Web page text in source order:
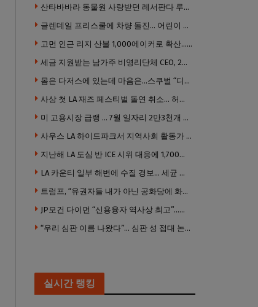
산타바바라 동물원 사랑받던 레서판다 루비 사망… 갓 태어난 새끼 2마리 잃은 지 수주 만
글렌데일 프리스쿨에 차량 돌진… 어린이 8명 경상
고먼 인근 리지 산불 1,000에이커로 확산… 5번 프리웨이 양방향 전면 폐쇄
세금 지원받는 남가주 비영리단체 CEO, 2년간 160만 달러 이상 받아… 미사용 휴가수당만 수십만 달러
몸은 다저스에 있는데 마음은…스쿠벌 “디트로이트로 돌아가고파”
사상 첫 LA 재즈 페스티벌 돌연 취소… 허가·행사 준비 문제로 일정 변경
미 고용시장 급랭 … 7월 일자리 2만3천개 감소 ‘예상 밖 쇼크’
사우스 LA 하이드파크서 지역사회 활동가 대낮 총격 사망… 용의자 도주
지난해 LA 도심 반 ICE 시위 대응에 1,700만 달러 이상 지출… LAPD, 대규모 시위 대비 강화 필요
LA 카운티 일부 해변에 수질 경보… 세균 수치 기준 초과, 입수 자제 당부
트럼프, “유권자들 내가 아닌 공화당에 화난 것”
JP모건 다이먼 “신용융자 역사상 최고”…숨은 레버리지 경고
“우리 심판 이름 나왔다”… 심판 성 접대 논란에 日 축구계 발칵
실시간 랭킹